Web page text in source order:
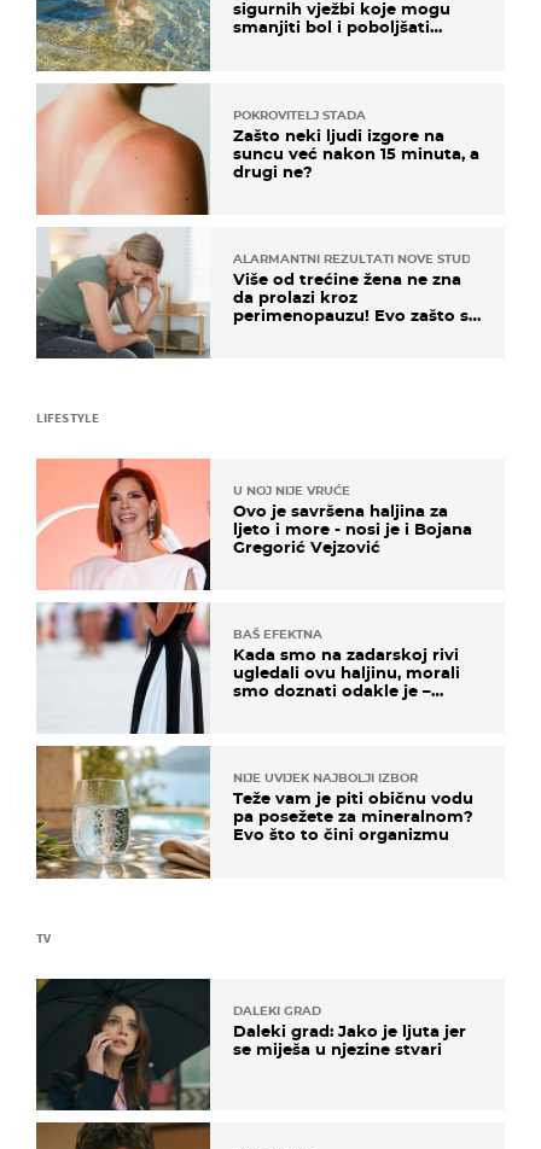
sigurnih vježbi koje mogu
smanjiti bol i poboljšati
POKROVITELJ STADA
Zašto neki ljudi izgore na
suncu već nakon 15 minuta, a
drugi ne?
ALARMANTNI REZULTATI NOVE STUDIJE
Više od trećine žena ne zna
da prolazi kroz
perimenopauzu! Evo zašto su
TV
DALEKI GRAD
Daleki grad: Jako je ljuta jer
se miješa u njezine stvari
LIFESTYLE
U NOJ NIJE VRUĆE
Ovo je savršena haljina za
ljeto i more - nosi je i Bojana
Gregorić Vejzović
BAŠ EFEKTNA
Kada smo na zadarskoj rivi
ugledali ovu haljinu, morali
smo doznati odakle je –
NIJE UVIJEK NAJBOLJI IZBOR
Teže vam je piti običnu vodu
pa posežete za mineralnom?
Evo što to čini organizmu